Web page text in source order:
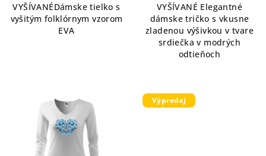
VYŠÍVANÉDámske tielko s
vyšitým folklórnym vzorom
EVA
VYŠÍVANÉ Elegantné
dámske tričko s vkusne
zladenou výšivkou v tvare
srdiečka v modrých
odtieňoch
Výpredaj